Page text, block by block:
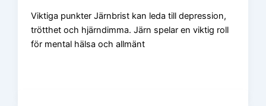
Viktiga punkter Järnbrist kan leda till depression,
trötthet och hjärndimma. Järn spelar en viktig roll
för mental hälsa och allmänt